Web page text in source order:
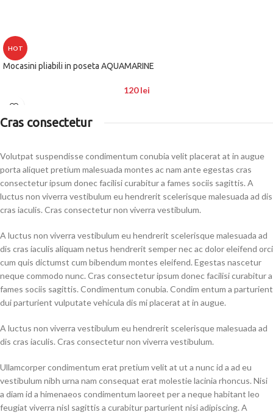
HOT
Mocasini pliabili in poseta AQUAMARINE
120lei
Cras consectetur
Volutpat suspendisse condimentum conubia velit placerat at in augue
porta aliquet pretium malesuada montes ac nam ante egestas cras
consectetur ipsum donec facilisi curabitur a fames sociis sagittis. A
luctus non viverra vestibulum eu hendrerit scelerisque malesuada ad dis
cras iaculis. Cras consectetur non viverra vestibulum.
A luctus non viverra vestibulum eu hendrerit scelerisque malesuada ad
dis cras iaculis aliquam netus hendrerit semper nec ac dolor eleifend orci
cum quis dictumst cum bibendum montes eleifend. Egestas nascetur
neque commodo nunc. Cras consectetur ipsum donec facilisi curabitur a
fames sociis sagittis. Condimentum conubia. Condim entum a parturient
dui parturient vulputate vehicula dis mi placerat at in augue.
A luctus non viverra vestibulum eu hendrerit scelerisque malesuada ad
dis cras iaculis. Cras consectetur non viverra vestibulum.
Ullamcorper condimentum erat pretium velit at ut a nunc id a ad eu
vestibulum nibh urna nam consequat erat molestie lacinia rhoncus. Nisi
a diam id a himenaeos condimentum laoreet per a neque habitant leo
feugiat viverra nisl sagittis a curabitur parturient nisi adipiscing. A